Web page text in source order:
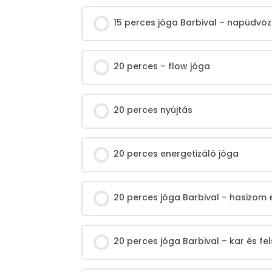
15 perces jóga Barbival –
20 perces – flow jóga
20 perces nyújtás
20 perces energetizáló jóga
20 perces jóga Barbival – hasizom
20 perces jóga Barbival – kar és